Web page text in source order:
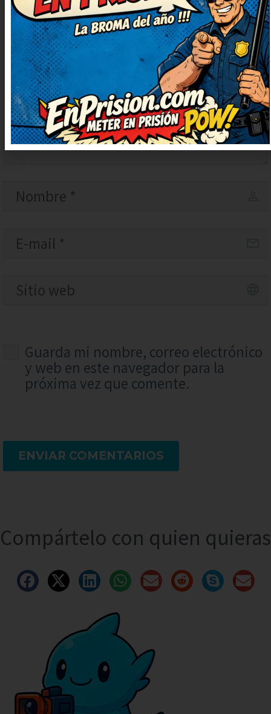
Guarda mi nombre, correo electrónico
y web en este navegador para la
próxima vez que comente.
ENVIAR COMENTARIOS
Compártelo con quien quieras